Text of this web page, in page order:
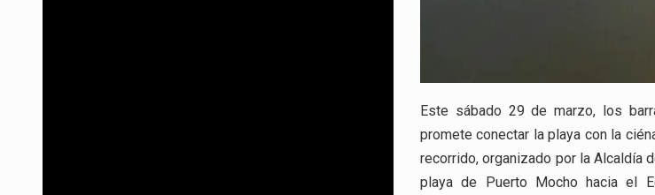
Este sábado 29 de marzo, los
promete conectar la playa con la
recorrido, organizado por la Alcaldía
playa de Puerto Mocho hacia el